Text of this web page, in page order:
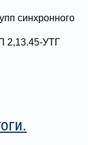
синхронного
2,13.45-УТГ